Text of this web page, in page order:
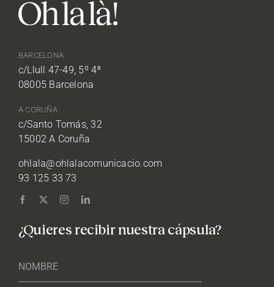
BARCELONA
c/Llull 47-49, 5º 4ª
08005 Barcelona
A CORUÑA
c/Santo Tomás, 32
15002 A Coruña
ohlala@ohlalacomunicacio.com
93 125 33 73
¿Quieres recibir nuestra cápsula?